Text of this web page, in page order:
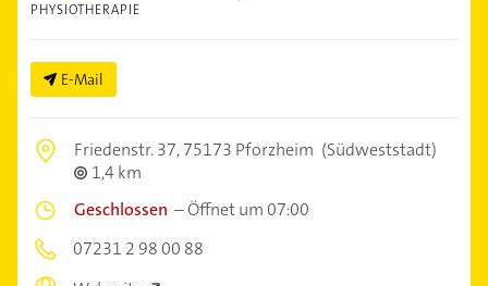
PHYSIOTHERAPIE
E-Mail
Friedenstr. 37,75173 Pforzheim (Südweststadt)
1,4 km
Geschlossen –Öffnet um 07:00
07231 2 98 00 88